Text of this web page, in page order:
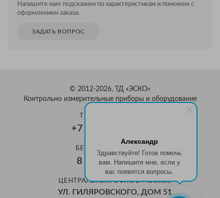
Александр
Здравствуйте! Готов помочь
вам. Напишите мне, если у
вас появятся вопросы.
Напишите нам: подскажем по характеристикам и поможем с
оформлением заказа.
ЗАДАТЬ ВОПРОС
© 2012-2026, ТД «ЭСКО»
Контрольно измерительные приборы и оборудование
+7 (495) 159-08-81
БЕСПЛАТНЫЙ ЗВОНОК
8 800 350-70-37
ЦЕНТРАЛЬНЫЙ ОФИС В МОСКВЕ
УЛ. ГИЛЯРОВСКОГО, ДОМ 51